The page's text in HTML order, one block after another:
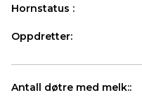
Hornstatus :
Oppdretter:
Antall døtre med melk::